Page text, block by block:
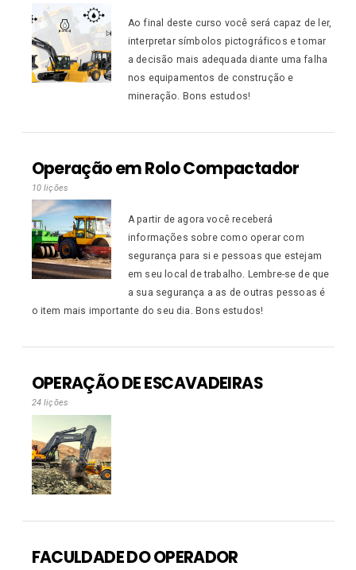
Ao final deste curso você será capaz de ler,
interpretar símbolos pictográficos e tomar
a decisão mais adequada diante uma falha
nos equipamentos de construção e
mineração. Bons estudos!
Operação em Rolo Compactador
10 lições
A partir de agora você receberá
informações sobre como operar com
segurança para si e pessoas que estejam
em seu local de trabalho. Lembre-se de que
a sua segurança a as de outras pessoas é
o item mais importante do seu dia. Bons estudos!
OPERAÇÃO DE ESCAVADEIRAS
24 lições
FACULDADE DO OPERADOR